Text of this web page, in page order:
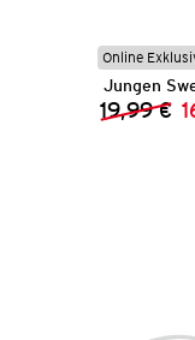
Online
Jungen
19,99 €